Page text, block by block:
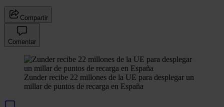
Compartir
Comentar
Zunder recibe 22 millones de la UE para desplegar un
millar de puntos de recarga en España